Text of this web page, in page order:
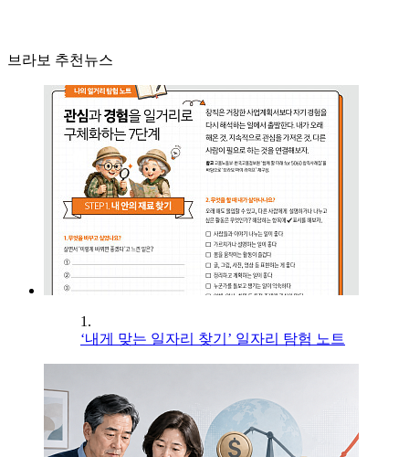
브라보 추천뉴스
1.
‘내게 맞는 일자리 찾기’ 일자리 탐험 노트